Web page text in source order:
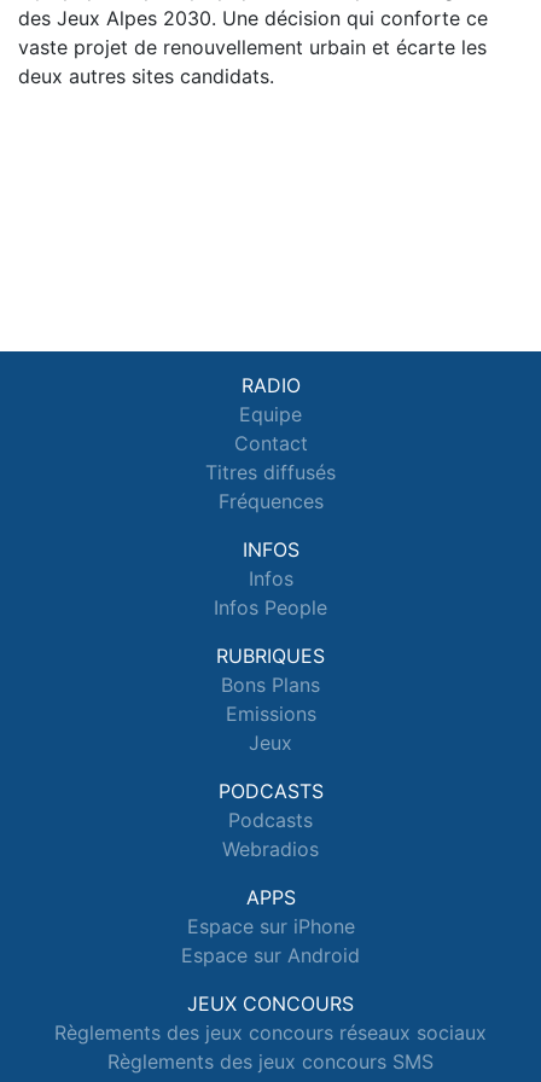
des Jeux Alpes 2030. Une décision qui conforte ce
vaste projet de renouvellement urbain et écarte les
deux autres sites candidats.
RADIO
Equipe
Contact
Titres diffusés
Fréquences
INFOS
Infos
Infos People
RUBRIQUES
Bons Plans
Emissions
Jeux
PODCASTS
Podcasts
Webradios
APPS
Espace sur iPhone
Espace sur Android
JEUX CONCOURS
Règlements des jeux concours réseaux sociaux
Règlements des jeux concours SMS